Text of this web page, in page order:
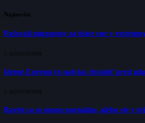
Najnovšie
Pašovali migrantov za tisíce eur v
7. AUGUSTA 2026
Ideme Európu čo najviac chrániť pred
7. AUGUSTA 2026
Bavíte sa so mnou normálne, alebo ste v